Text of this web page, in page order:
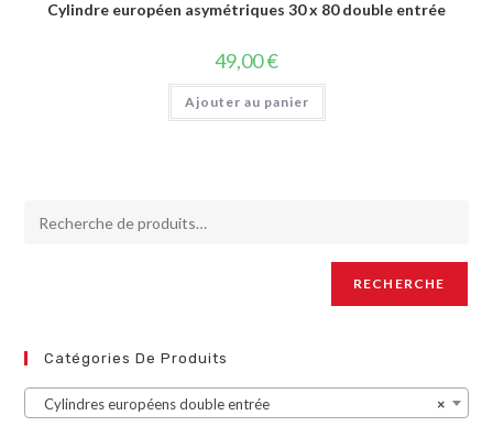
Cylindre européen asymétriques 30 x 80 double entrée
49,00€
Ajouter au panier
RECHERCHE
Catégories De Produits
×
Cylindres européens double entrée